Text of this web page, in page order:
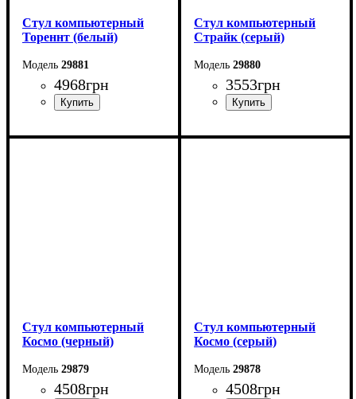
Стул компьютерный
Тореннт (белый)
29881
4968грн
Стул компьютерный
Страйк (серый)
29880
3553грн
Стул компьютерный
Космо (черный)
29879
4508грн
Стул компьютерный
Космо (серый)
29878
4508грн